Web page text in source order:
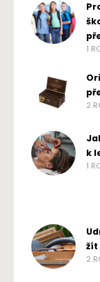
1
2
k
1
žít
2